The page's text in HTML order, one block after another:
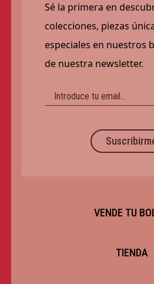
Sé la primera en
colecciones, piezas
especiales en nuestros
de nuestra newsletter.
VENDE TU
TIENDA